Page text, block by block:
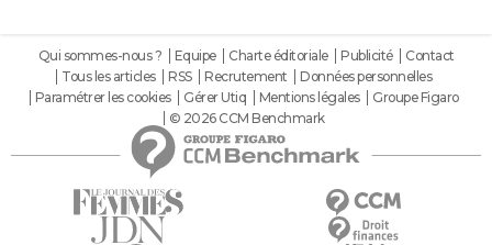
Qui sommes-nous ? Equipe Charte éditoriale Publicité
Contact
Tous les articles
RSS Recrutement
Données personnelles
Paramétrer les cookies
Gérer Utiq Mentions légales
Groupe Figaro
© 2026 CCM Benchmark